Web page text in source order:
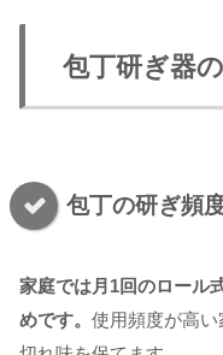
包丁研ぎ器
包丁の研ぎ頻
家庭では月1回のロール
めです。 使用頻度が高